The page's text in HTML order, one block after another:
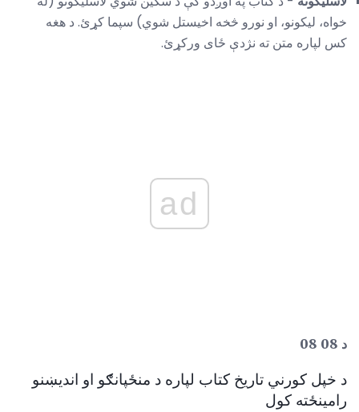
خواه، لیکونو، او نورو څخه اخیستل شوي) سپما کړئ. د هغه
کس لپاره متن ته نژدې ځای ورکړئ.
ad
د 08 08
د خپل کورني تاریخ کتاب لپاره د منځپانګو او اندیښنو
رامینځته کول